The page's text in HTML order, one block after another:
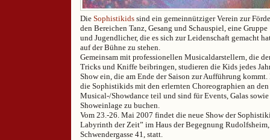
Die Sophistikids sind ein gemeinnütziger Verein zur
den Bereichen Tanz, Gesang und Schauspiel, eine
und Jugendlicher, die es sich zur Leidenschaft gemacht
auf der Bühne zu stehen.
Gemeinsam mit professionellen Musicaldarstellern, die
Tricks und Kniffe beibringen, studieren die Kids jedes
Show ein, die am Ende der Saison zur Aufführung
die Sophistikids mit den erlernten Choreographien an
Musical-/Showdance teil und sind für Events, Galas
Showeinlage zu buchen.
Vom 23.-26. Mai 2007 findet die neue Show der
Labyrinth der Zeit” im Haus der Begegnung
Schwendergasse 41, statt.